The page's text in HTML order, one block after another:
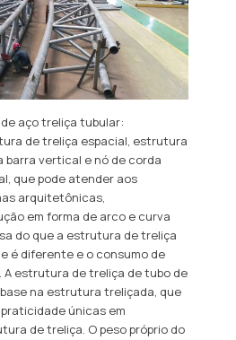
aço treliça tubular:
de treliça espacial, estrutura
barra vertical e nó de corda
que pode atender aos
arquitetônicas,
em forma de arco e curva
do que a estrutura de treliça
é diferente e o consumo de
A estrutura de treliça de tubo de
na estrutura treliçada, que
únicas em
de treliça. O peso próprio do